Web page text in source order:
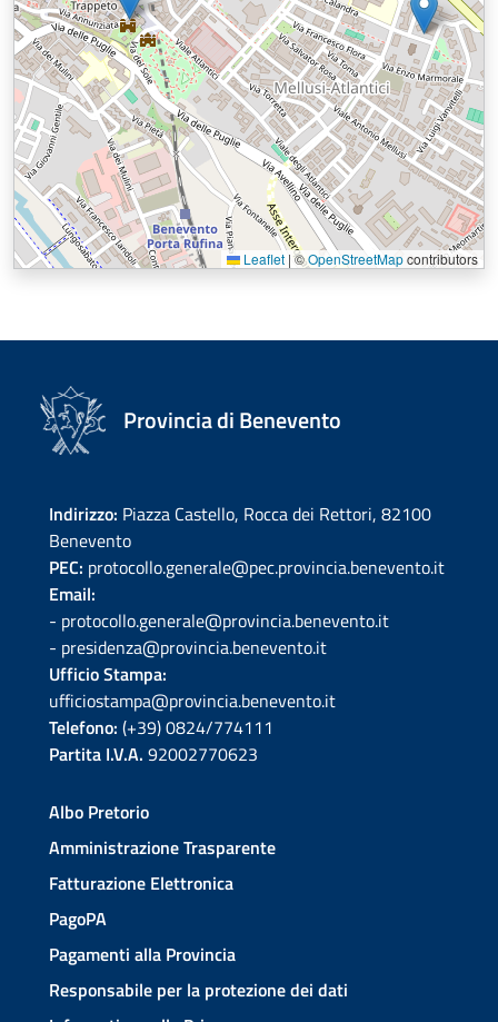
Leaflet |©OpenStreetMapcontributors
Provincia di Benevento
Indirizzo: Piazza Castello, Rocca dei Rettori, 82100
Benevento
PEC: protocollo.generale@pec.provincia.benevento.it
Email:
- protocollo.generale@provincia.benevento.it
- presidenza@provincia.benevento.it
Ufficio Stampa:
ufficiostampa@provincia.benevento.it
Telefono: (+39) 0824/774111
Partita I.V.A. 92002770623
Albo Pretorio
Amministrazione Trasparente
Fatturazione Elettronica
PagoPA
Pagamenti alla Provincia
Responsabile per la protezione dei dati